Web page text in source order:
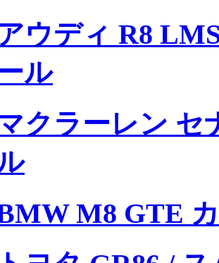
ウディ R8
ル
クラーレン セ
M8 GTE